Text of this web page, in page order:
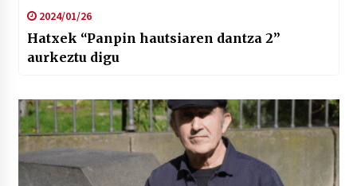
2024/01/26
Hatxek “Panpin hautsiaren dantza 2”
aurkeztu digu